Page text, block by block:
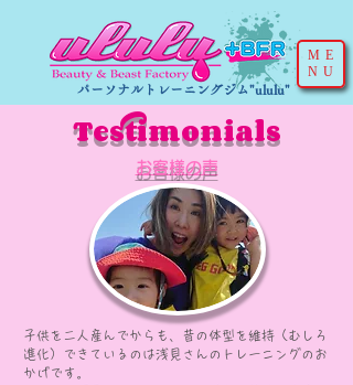
ME
NU
パーソナルトレーニングジム"ululu"
Testimonials
​お客様の声
子供を二人産んでからも、昔の体型を維持（むしろ
進化）できているのは浅見さんのトレーニングのお
かげです。